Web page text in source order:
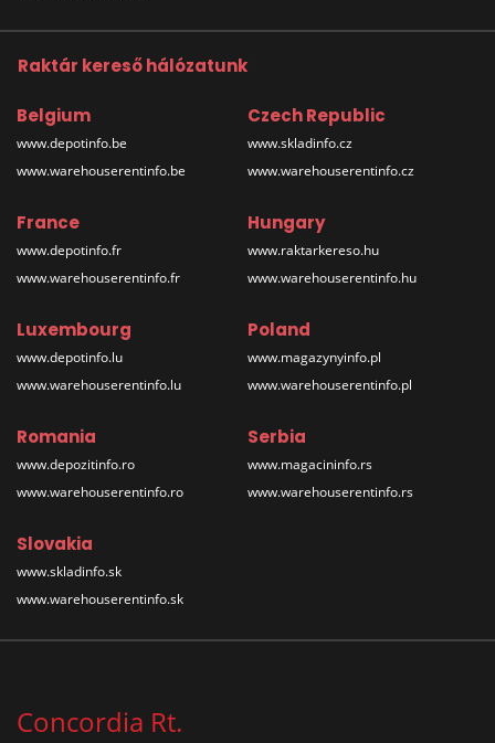
Raktár kereső hálózatunk
Belgium
www.depotinfo.be
www.warehouserentinfo.be
Czech Republic
www.skladinfo.cz
www.warehouserentinfo.cz
France
www.depotinfo.fr
www.warehouserentinfo.fr
Hungary
www.raktarkereso.hu
www.warehouserentinfo.hu
Luxembourg
www.depotinfo.lu
www.warehouserentinfo.lu
Poland
www.magazynyinfo.pl
www.warehouserentinfo.pl
Romania
www.depozitinfo.ro
www.warehouserentinfo.ro
Serbia
www.magacininfo.rs
www.warehouserentinfo.rs
Slovakia
www.skladinfo.sk
www.warehouserentinfo.sk
Concordia Rt.